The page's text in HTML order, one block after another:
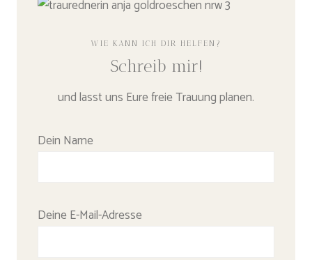
WIE KANN ICH DIR HELFEN?
Schreib mir!
und lasst uns Eure freie Trauung planen.
Bitte lasse dieses Feld leer.
Dein Name
Deine E-Mail-Adresse